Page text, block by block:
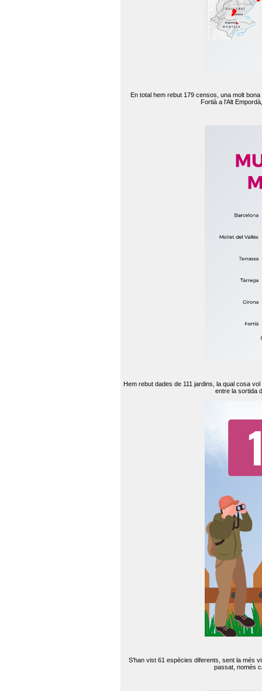
En total hem rebut 179 censos, una molt
Fortià a l'Alt
Hem rebut dades de 111 jardins, la qual cosa
entre la sortida
S'han vist 61 espècies diferents, sent la més
passat, només